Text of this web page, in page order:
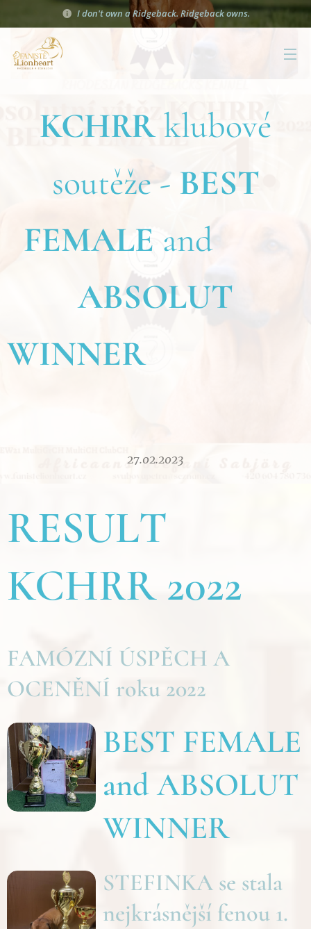
I don't own a Ridgeback. Ridgeback owns.
KCHRRklubové
soutěže - BEST
FEMALE and
ABSOLUT
WINNER
27.02.2023
RESULT
KCHRR 2022
FAMÓZNÍ ÚSPĚCH A
OCENĚNÍ roku 2022
BEST FEMALE
and ABSOLUT
WINNER
STEFINKA se stala
nejkrásnější fenou 1.